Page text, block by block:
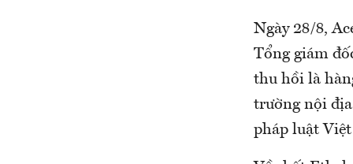
Ngày 28/8,
Tổng giám
thu hồi là
trường nội
pháp luật